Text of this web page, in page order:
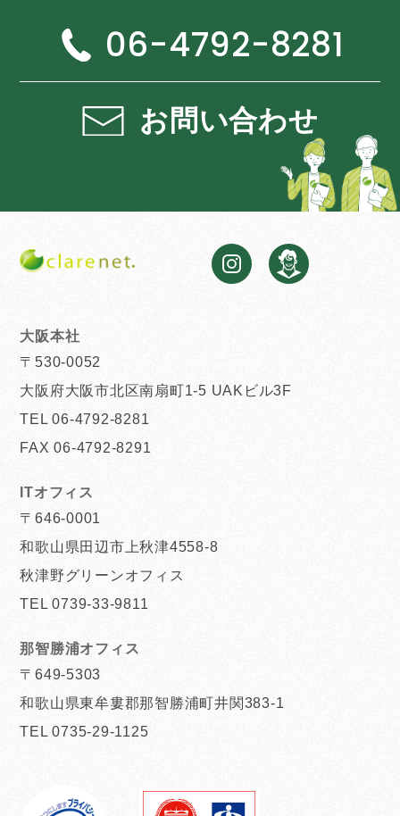
06-4792-8281
お問い合わせ
大阪本社
〒530-0052
大阪府大阪市北区南扇町1-5 UAKビル3F
TEL 06-4792-8281
FAX 06-4792-8291
ITオフィス
〒646-0001
和歌山県田辺市上秋津4558-8
秋津野グリーンオフィス
TEL 0739-33-9811
那智勝浦オフィス
〒649-5303
和歌山県東牟婁郡那智勝浦町井関383-1
TEL 0735-29-1125